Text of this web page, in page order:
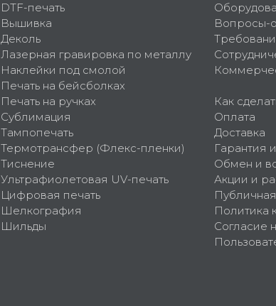
DTF-печать
Вышивка
Деколь
Лазерная гравировка по металлу
Наклейки под смолой
Печать на бейсболках
Печать на ручках
Сублимация
Тампопечать
Термотрансфер (Флекс-пленки)
Тиснение
Ультрафиолетовая UV-печать
Цифровая печать
Шелкография
Шильды
Вопросы-
Как
Оплата
Доставка
Гарантия
Обмен и
Акции и
Политика
Согласие